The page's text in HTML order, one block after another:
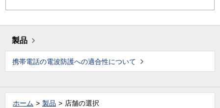
製品
携帯電話の電波防護への適合性について
ホーム 製品 店舗の選択